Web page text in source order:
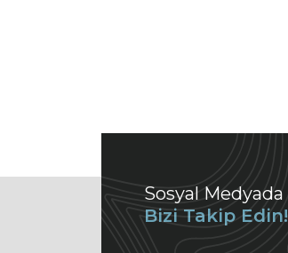
Sosyal Medyada
Bizi Takip Edin!